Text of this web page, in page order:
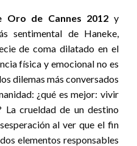
Oro de Cannes 2012 y
sentimental de Haneke,
de coma dilatado en el
física y emocional no es
dilemas más conversados
¿qué es mejor: vivir
La crueldad de un destino
al ver que el fin
elementos responsables